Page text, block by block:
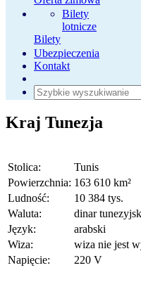
Bilety
lotnicze
Bilety
Ubezpieczenia
Kontakt
Kraj Tunezja
Stolica:
Tunis
Powierzchnia: 163 610 km²
Ludność:
10 384 tys.
Waluta:
dinar
Język:
arabski
Wiza:
wiza nie jest
Napięcie:
220 V